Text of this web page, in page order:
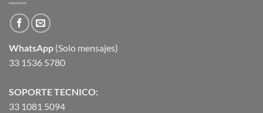
WhatsApp (Solo mensajes)
33 1536 5780
SOPORTE TECNICO:
33 1081 5094